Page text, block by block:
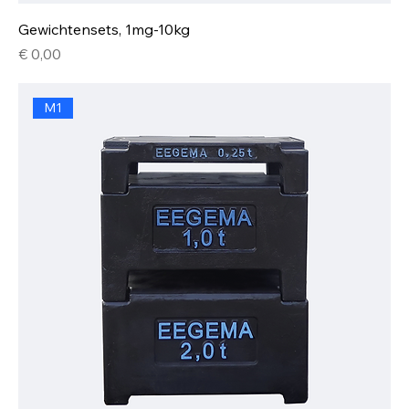
Gewichtensets, 1mg-10kg
Prijs
€ 0,00
M1